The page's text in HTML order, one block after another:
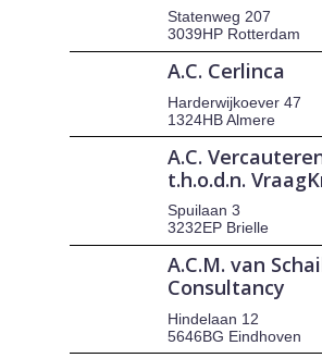
Statenweg 207
3039HP Rotterdam
A.C. Cerlinca
Harderwijkoever 47
1324HB Almere
A.C.
t.h.o.d.n.
Spuilaan 3
3232EP Brielle
A.C.M. van
Consultancy
Hindelaan 12
5646BG Eindhoven